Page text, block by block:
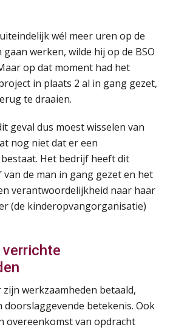
wél meer uren op de
gaan werken, wilde hij op de BSO
op dat moment had het
in plaats 2 al in gang gezet,
te draaien.
geval dus moest wisselen van
nog niet dat er een
Het bedrijf heeft dit
de man in gang gezet en het
verantwoordelijkheid naar haar
(de kinderopvangorganisatie)
werkzaamheden betaald,
doorslaggevende betekenis. Ook
overeenkomst van opdracht